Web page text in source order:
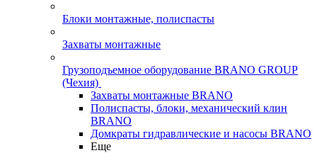
Блоки монтажные, полиспасты
Захваты монтажные
Грузоподъемное оборудование BRANO GROUP
(Чехия)
Захваты монтажные BRANO
Полиспасты, блоки, механический клин
BRANO
Домкраты гидравлические и насосы BRANO
Еще